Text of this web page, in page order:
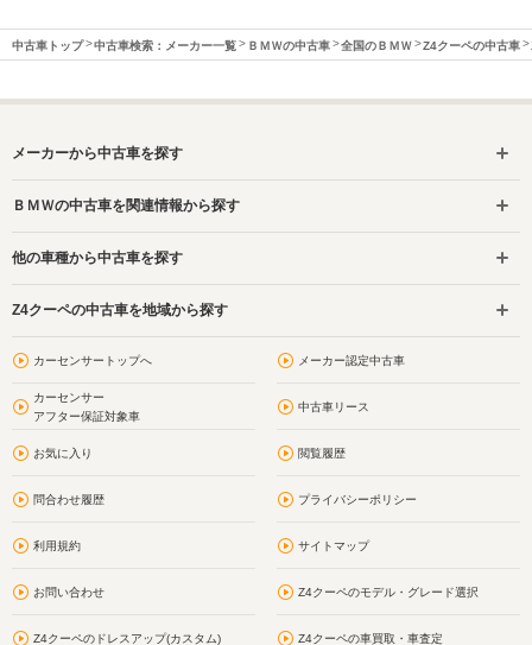
中古車トップ 中古車検索：メーカー一覧 ＢＭＷの中古車 全国のＢＭＷ Z4クーペの中古車
メーカーから中古車を探す
ＢＭＷの中古車を関連情報から探す
他の車種から中古車を探す
Z4クーペの中古車を地域から探す
カーセンサートップへ メーカー認定中古車
カーセンサー
アフター保証対象車
中古車リース
お気に入り 閲覧履歴
問合わせ履歴 プライバシーポリシー
利用規約 サイトマップ
お問い合わせ Z4クーペのモデル・グレード選択
Z4クーペのドレスアップ(カスタム) Z4クーペの車買取・車査定